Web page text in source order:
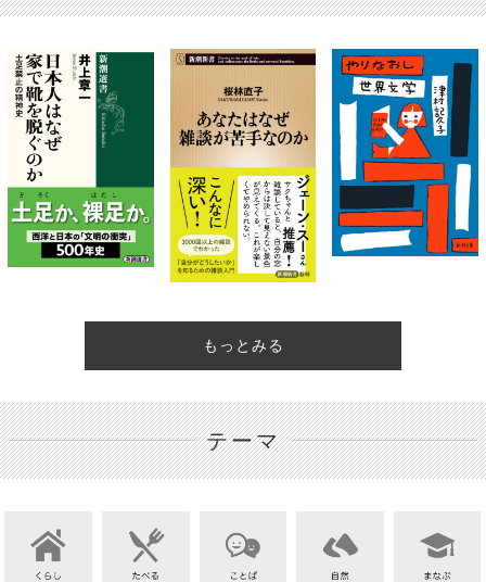
もっとみる
テーマ